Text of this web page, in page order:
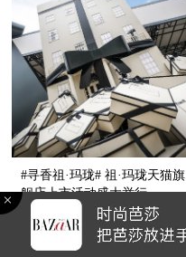
#寻香祖·玛珑# 祖·玛珑天猫旗
舰店上市活动盛大举行
时尚芭莎